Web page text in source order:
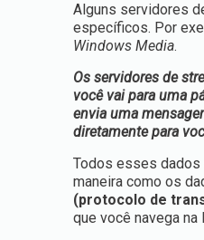
Alguns servidores
específicos. Por
Windows Media.
Os servidores de
você vai para uma
envia uma
diretamente para
Todos esses dados
maneira como os
(protocolo de
que você navega na